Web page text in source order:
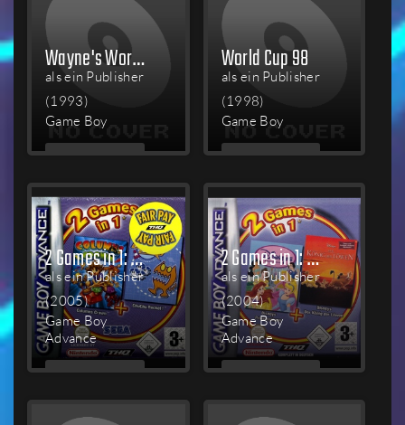
Wayne's World
als ein Publisher
(1993)
Game Boy
MEHR
World Cup 98
als ein Publisher
(1998)
Game Boy
MEHR
2 Games in 1: Columns Crown + ChuChu Rocket!
als ein Publisher
(2005)
Game Boy
Advance
MEHR
2 Games in 1: Disney Princess + Disney's The Lion King
als ein Publisher
(2004)
Game Boy
Advance
MEHR